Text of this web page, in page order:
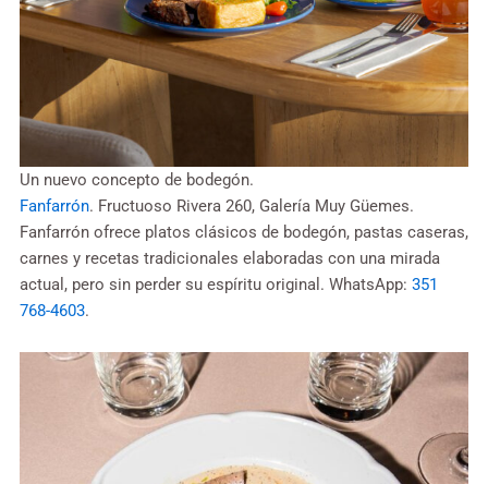
Un nuevo concepto de bodegón.
Fanfarrón. Fructuoso Rivera 260, Galería Muy Güemes.
Fanfarrón ofrece platos clásicos de bodegón, pastas caseras,
carnes y recetas tradicionales elaboradas con una mirada
actual, pero sin perder su espíritu original. WhatsApp: 351
768-4603.